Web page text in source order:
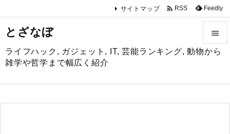
とざなぼ
ライフハック, ガジェット, IT, 芸能ランキング, 動物から
雑学や哲学まで幅広く紹介



サイトマップ  RSS Feedly